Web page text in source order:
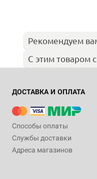
Рекомендуем
С этим товаром
ДОСТАВКА И ОПЛАТА
Способы оплаты
Службы доставки
Адреса магазинов